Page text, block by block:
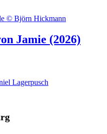
Jamie (2026)